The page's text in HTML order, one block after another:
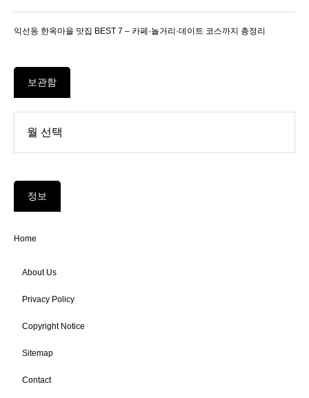
익선동 한옥마을 맛집 BEST 7 – 카페·놀거리·데이트 코스까지 총정리
보관함
정보
Home
About Us
Privacy Policy
Copyright Notice
Sitemap
Contact